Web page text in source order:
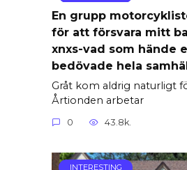
En grupp
för att försvara mitt
xnxs-vad som hände
bedövade hela
Gråt kom aldrig naturligt
Årtionden arbetar
0 43.8k.
INTERESTING